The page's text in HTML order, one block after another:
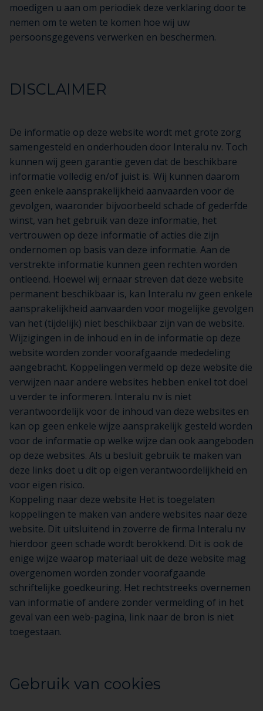
moedigen u aan om periodiek deze verklaring door te
nemen om te weten te komen hoe wij uw
persoonsgegevens verwerken en beschermen.
DISCLAIMER
De informatie op deze website wordt met grote zorg
samengesteld en onderhouden door Interalu nv. Toch
kunnen wij geen garantie geven dat de beschikbare
informatie volledig en/of juist is. Wij kunnen daarom
geen enkele aansprakelijkheid aanvaarden voor de
gevolgen, waaronder bijvoorbeeld schade of gederfde
winst, van het gebruik van deze informatie, het
vertrouwen op deze informatie of acties die zijn
ondernomen op basis van deze informatie. Aan de
verstrekte informatie kunnen geen rechten worden
ontleend. Hoewel wij ernaar streven dat deze website
permanent beschikbaar is, kan Interalu nv geen enkele
aansprakelijkheid aanvaarden voor mogelijke gevolgen
van het (tijdelijk) niet beschikbaar zijn van de website.
Wijzigingen in de inhoud en in de informatie op deze
website worden zonder voorafgaande mededeling
aangebracht. Koppelingen vermeld op deze website die
verwijzen naar andere websites hebben enkel tot doel
u verder te informeren. Interalu nv is niet
verantwoordelijk voor de inhoud van deze websites en
kan op geen enkele wijze aansprakelijk gesteld worden
voor de informatie op welke wijze dan ook aangeboden
op deze websites. Als u besluit gebruik te maken van
deze links doet u dit op eigen verantwoordelijkheid en
voor eigen risico.
Koppeling naar deze website Het is toegelaten
koppelingen te maken van andere websites naar deze
website. Dit uitsluitend in zoverre de firma Interalu nv
hierdoor geen schade wordt berokkend. Dit is ook de
enige wijze waarop materiaal uit de deze website mag
overgenomen worden zonder voorafgaande
schriftelijke goedkeuring. Het rechtstreeks overnemen
van informatie of andere zonder vermelding of in het
geval van een web-pagina, link naar de bron is niet
toegestaan.
Gebruik van cookies